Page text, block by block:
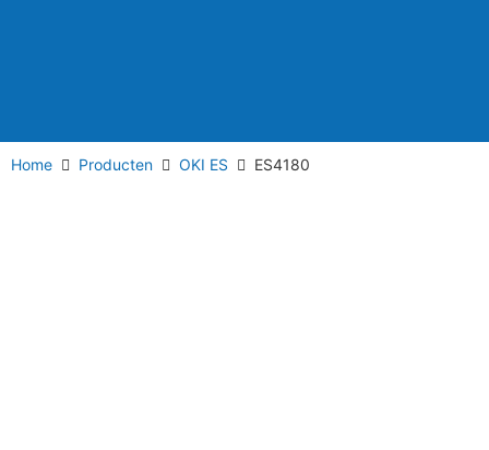
Home Producten OKI ES ES4180